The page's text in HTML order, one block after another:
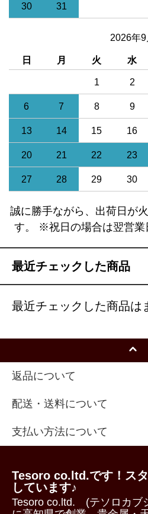
30 31
2026年9
日 月 火 水
1 2
6 7 8 9
13 14 15 16
20 21 22 23
27 28 29 30
誠に勝手ながら、出荷日が
す。 ※祝日の場合は翌営業
最近チェックした商品
最近チェックした商品は
返品について
配送・送料について
支払い方法について
Tesoro co.ltd.です！ス
しています♪
Tesoro co.ltd. (テソロカブ